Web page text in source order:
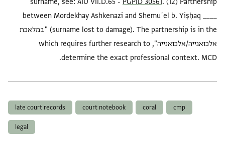
between Mordekhay Ashkenazi and Shemuʾel b. Yiṣḥaq ____
(surname lost to damage). The partnership is in the "במלאכת
אלכואגייה/אלכואנייה", which requires further research to
determine the exact professional context. MCD.
cmp
coral
court notebook
late court records
legal